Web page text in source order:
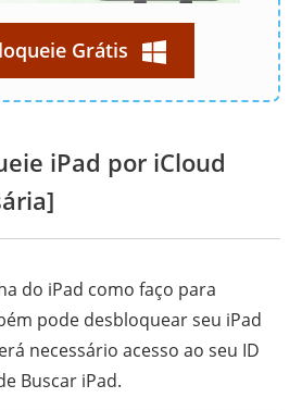
Grátis
iPad por iCloud
do iPad como faço para
pode desbloquear seu iPad
necessário acesso ao seu ID
Buscar iPad.